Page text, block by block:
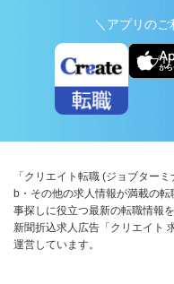
＼アプリのご
アプ
「クリエイト転職 (ジョブター
b・その他の求人情報が満載の
事探しに役立つ最新の転職情報
新聞折込求人広告「クリエイト
運営しています。